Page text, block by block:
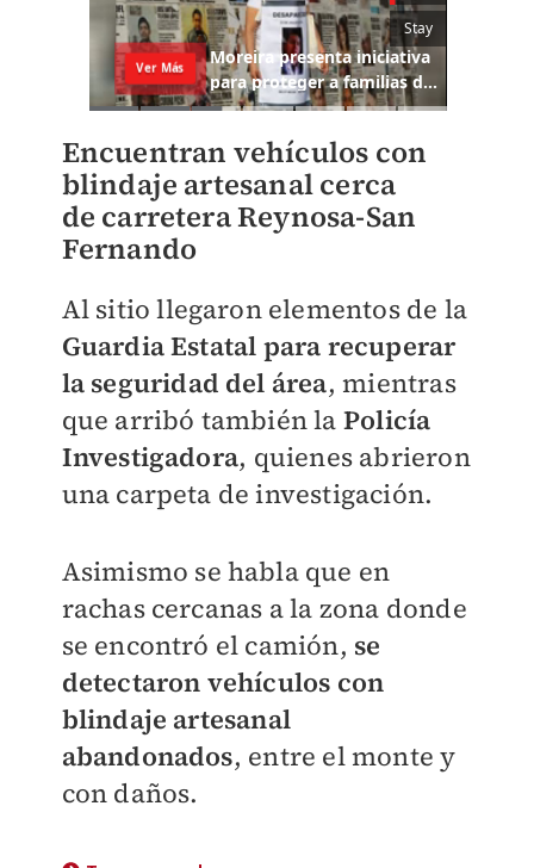
Encuentran vehículos con
blindaje artesanal cerca
de carretera Reynosa-San
Fernando
Al sitio llegaron elementos de la
Guardia Estatal para recuperar
la seguridad del área, mientras
que arribó también la Policía
Investigadora, quienes abrieron
una carpeta de investigación.
Asimismo se habla que en
rachas cercanas a la zona donde
se encontró el camión, se
detectaron vehículos con
blindaje artesanal
abandonados, entre el monte y
con daños.